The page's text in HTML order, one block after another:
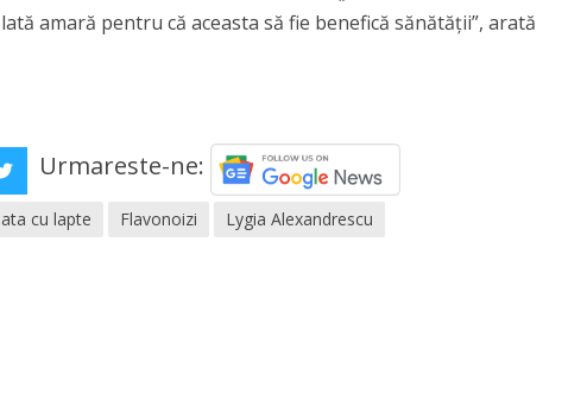
amară pentru că aceasta să fie benefică sănătății”, arată
Urmareste-ne:
cu lapte Flavonoizi Lygia Alexandrescu